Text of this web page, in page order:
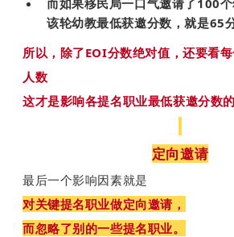
而如果移民局一口气邀请了100个
该轮幼教最低获邀分数，就是65
所以，除了EOI分数绝对值，还要看
人数
这才是影响各提名职业最低获邀分数的
定向邀请
最后一个影响因素就是
对关键提名职业做定向邀请，
而忽略了别的一些提名职业。